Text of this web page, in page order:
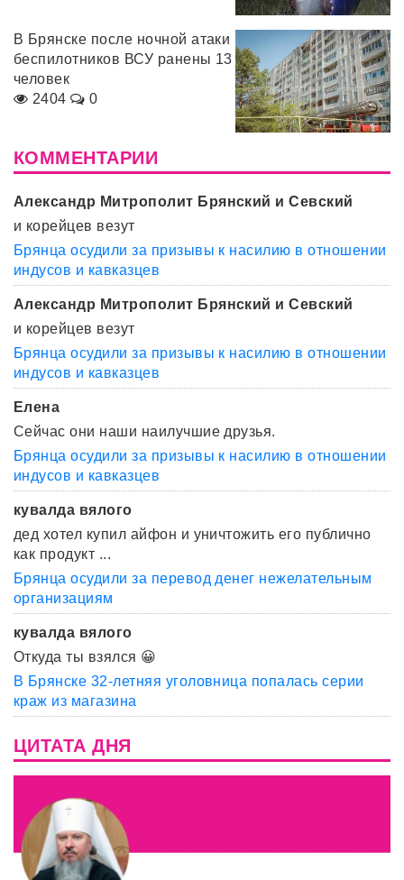
В Брянске после ночной атаки
беспилотников ВСУ ранены 13
человек
2404
0
КОММЕНТАРИИ
Александр Митрополит Брянский и Севский
и корейцев везут
Брянца осудили за призывы к насилию в отношении
индусов и кавказцев
Александр Митрополит Брянский и Севский
и корейцев везут
Брянца осудили за призывы к насилию в отношении
индусов и кавказцев
Елена
Сейчас они наши наилучшие друзья.
Брянца осудили за призывы к насилию в отношении
индусов и кавказцев
кувалда вялого
дед хотел купил айфон и уничтожить его публично
как продукт ...
Брянца осудили за перевод денег нежелательным
организациям
кувалда вялого
Откуда ты взялся 😀
В Брянске 32-летняя уголовница попалась серии
краж из магазина
ЦИТАТА ДНЯ